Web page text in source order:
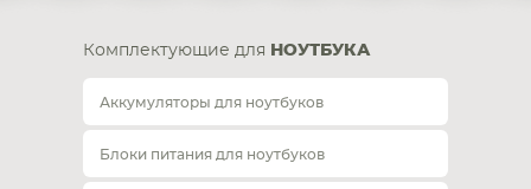
Комплектующие для НОУТБУКА
Аккумуляторы для ноутбуков
Блоки питания для ноутбуков